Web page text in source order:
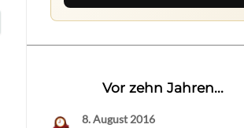
Vor zehn Jahren...
8. August 2016